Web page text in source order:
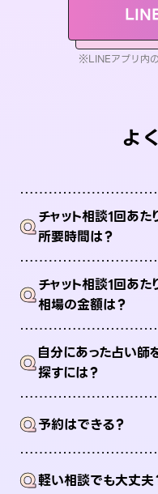
※LINEアプリ内
よ
Qチャット相談1回あた
所要時間は？
Qチャット相談1回あた
相場の金額は？
Q自分にあった占い師
探すには？
Q予約はできる？
Q軽い相談でも大丈夫